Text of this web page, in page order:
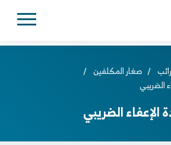
/ صغار المكلفين /
الضريبي
الضريبي